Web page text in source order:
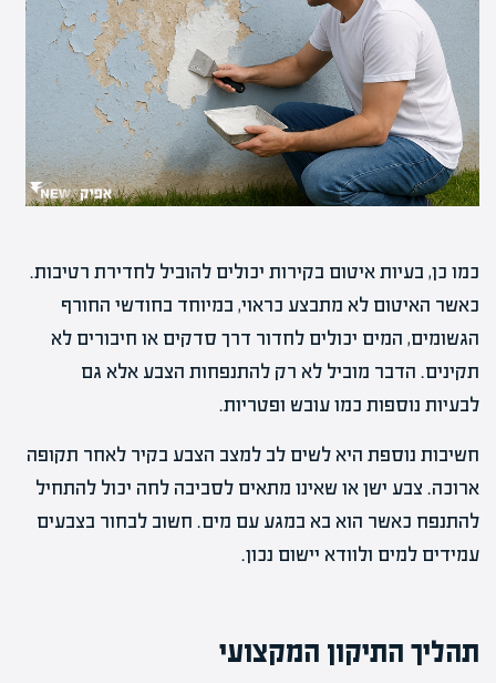
כמו כן, בעיות איטום בקירות יכולים להוביל לחדירת רטיבות.
כאשר האיטום לא מתבצע כראוי, במיוחד בחודשי החורף
הגשומים, המים יכולים לחדור דרך סדקים או חיבורים לא
תקינים. הדבר מוביל לא רק להתנפחות הצבע אלא גם
לבעיות נוספות כמו עובש ופטריות.
חשיבות נוספת היא לשים לב למצב הצבע בקיר לאחר תקופה
ארוכה. צבע ישן או שאינו מתאים לסביבה לחה יכול להתחיל
להתנפח כאשר הוא בא במגע עם מים. חשוב לבחור בצבעים
עמידים למים ולוודא יישום נכון.
תהליך התיקון המקצועי